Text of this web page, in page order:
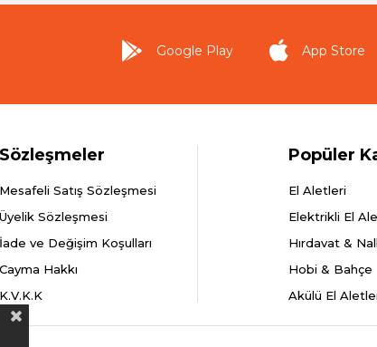
Google Play App Store
Sözleşmeler
Mesafeli Satış Sözleşmesi
Üyelik Sözleşmesi
İade ve Değişim Koşulları
Cayma Hakkı
K.V.K.K
Popüler
El Aletleri
Elektrikli El
Hırdavat &
Hobi & Bahçe
Akülü El